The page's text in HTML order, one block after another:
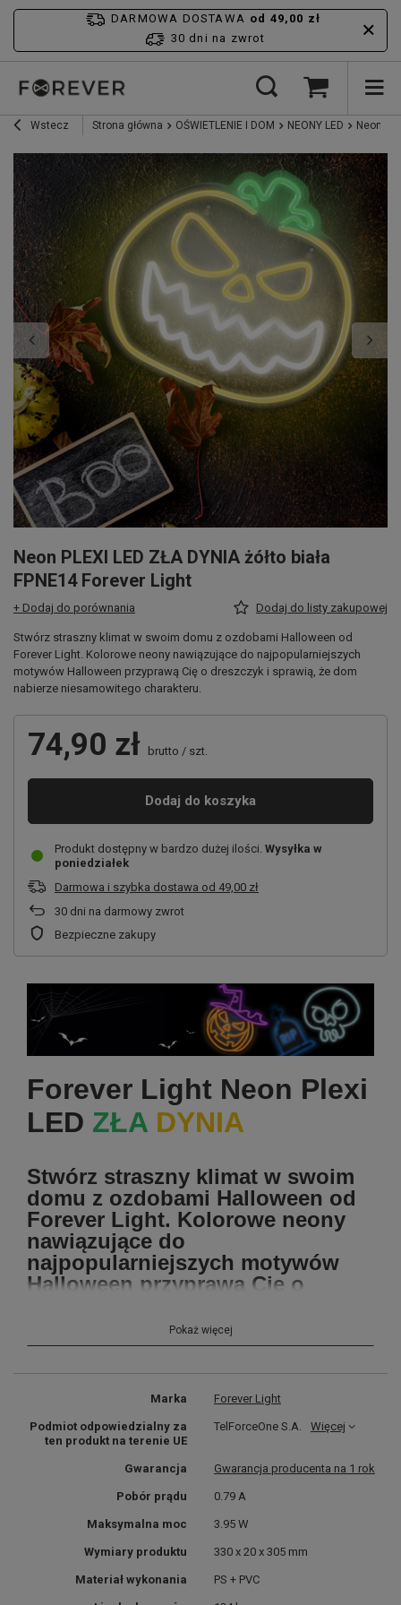
DARMOWA DOSTAWA od 49,00 zł
30 dni na zwrot
Wstecz Strona główna OŚWIETLENIE I DOM NEONY LED Neon
Neon PLEXI LED ZŁA DYNIA żółto biała
FPNE14 Forever Light
+ Dodaj do porównania Dodaj do listy zakupowej
Stwórz straszny klimat w swoim domu z ozdobami Halloween od
Forever Light. Kolorowe neony nawiązujące do najpopularniejszych
motywów Halloween przyprawą Cię o dreszczyk i sprawią, że dom
nabierze niesamowitego charakteru.
74,90 zł brutto / szt.
Dodaj do koszyka
Produkt dostępny w bardzo dużej ilości Wysyłka w
poniedziałek
Darmowa i szybka dostawa od 49,00 zł
30 dni na darmowy zwrot
Bezpieczne zakupy
Forever Light Neon Plexi
LED ZŁA DYNIA
Stwórz straszny klimat w swoim
domu z ozdobami Halloween od
Forever Light. Kolorowe neony
nawiązujące do
najpopularniejszych motywów
Halloween przyprawą Cię o
nabierze niesamowitego
charakteru.
Halloweenowy design.
Światło w ciekawym, żółto biało zielonym kolorze.
Zasilanie za pomocą USB - możesz podłączyć neon
Zamontowany przycisk ON / OFF.
Pokaż więcej
Marka Forever Light
Podmiot odpowiedzialny za
ten produkt na terenie UE
TelForceOne S.A. Więcej
Gwarancja Gwarancja producenta na 1 rok
Pobór prądu 0.79 A
Maksymalna moc 3.95 W
Wymiary produktu 330 x 20 x 305 mm
Materiał wykonania PS + PVC